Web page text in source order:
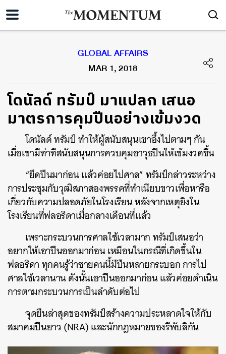
GLOBAL AFFAIRS
MAR 1, 2018
โดนัลด์ ทรัมป์ มาแปลก เสนอ
มาตรการคุมปืนอย่างเข้มงวด
โดนัลด์ ทรัมป์ ทำให้ผู้สนับสนุนเขาอึ้งไปตามๆ กัน
เมื่อเขามีท่าทีสนับสนุนการควบคุมอาวุธปืนให้เข้มงวดขึ้น
“ยึดปืนมาก่อน แล้วค่อยไปศาล” ทรัมป์กล่าวระหว่าง
การประชุมกับวุฒิสภาสองพรรคที่ทำเนียบขาวเพื่อหารือ
เกี่ยวกับความปลอดภัยในโรงเรียน หลังจากเหตุยิงใน
โรงเรียนที่ฟลอริดาเมื่อกลางเดือนที่แล้ว
เพราะกระบวนการศาลใช้เวลามาก ทรัมป์เสนอว่า
อยากให้เอาปืนออกมาก่อน เหมือนในกรณีที่เกิดขึ้นใน
ฟลอริดา ทุกคนรู้ว่าชายคนนี้มีปืนหลายกระบอก การไป
ศาลใช้เวลานาน ดังนั้นเอาปืนออกมาก่อน แล้วค่อยดำเนิน
การตามกระบวนการเป็นลำดับต่อไป
จุดยืนล่าสุดของทรัมป์สร้างความประหลาดใจให้กับ
สมาคมปืนยาว (NRA) และนักกฎหมายของรีพับลิกัน